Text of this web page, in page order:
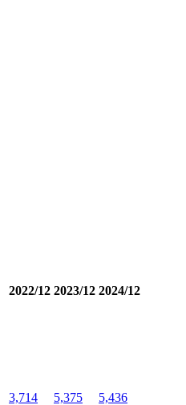
2022/12 2023/12 2024/12
3,714 5,375 5,436